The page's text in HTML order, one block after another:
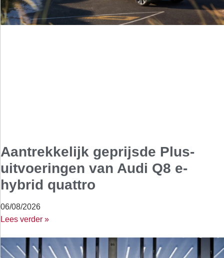
Aantrekkelijk geprijsde Plus-
uitvoeringen van Audi Q8 e-
hybrid quattro
06/08/2026
Lees verder »